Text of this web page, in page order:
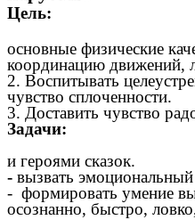
Цель:
основные физические
координацию движений,
2. Воспитывать
чувство сплоченности.
3. Доставить чувство
и героями сказок.
- вызвать
- формировать умение
осознанно,